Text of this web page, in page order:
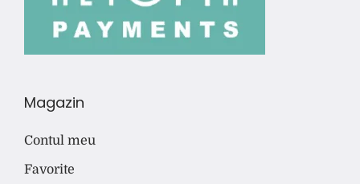
Magazin
Contul meu
Favorite